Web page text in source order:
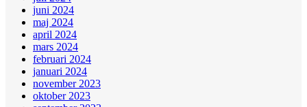
juni 2024
maj 2024
april 2024
mars 2024
februari 2024
januari 2024
november 2023
oktober 2023